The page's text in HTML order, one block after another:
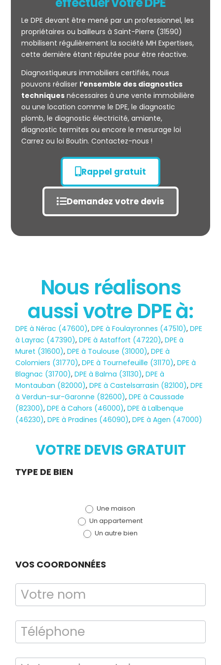
Mesurage
CARREZ
État des risques
POLLUTION
TERMITES
Le DPE devant être mené par un professionnel, les
propriétaires ou bailleurs à Saint-Pierre (31590)
mobilisent régulièrement la société MH Expertises,
cette dernière étant réputée pour être réactive.
Diagnostiqueurs immobiliers certifiés, nous
pouvons réaliser l’ensemble des diagnostics
techniquesnécessaires à une vente immobilière
ou une location comme le DPE, le diagnostic
plomb, le diagnostic électricité, amiante,
diagnostic termites ou encore le mesurage loi
Carrez ou loi Boutin. Contactez-nous !
Rappel gratuit
Demandez votre devis
Nous réalisons
aussi votre DPE à:
DPE à Nérac (47600),DPE à Foulayronnes (47510),DPE
à Layrac (47390),DPE à Astaffort (47220),DPE à
Muret (31600),DPE à Toulouse (31000),DPE à
Colomiers (31770),DPE à Tournefeuille (31170),DPE à
Blagnac (31700),DPE à Balma (31130),DPE à
Montauban (82000),DPE à Castelsarrasin (82100),DPE
à Verdun-sur-Garonne (82600),DPE à Caussade
(82300),DPE à Cahors (46000),DPE à Lalbenque
(46230),DPE à Pradines (46090),DPE à Agen (47000)
VOTRE DEVIS GRATUIT
Demande
TYPE DE BIEN
Une maison
Un appartement
Un autre bien
VOS COORDONNÉES